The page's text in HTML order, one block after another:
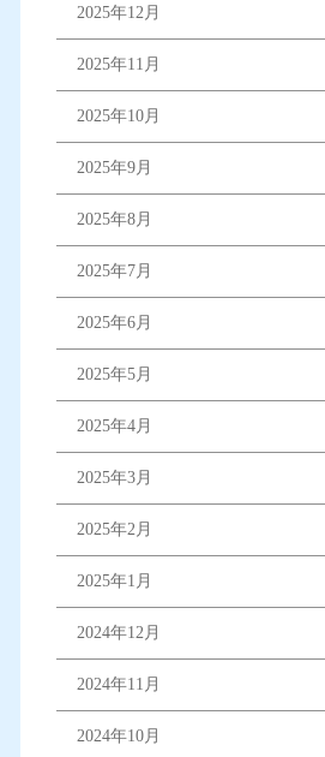
2025年12月
2025年11月
2025年10月
2025年9月
2025年8月
2025年7月
2025年6月
2025年5月
2025年4月
2025年3月
2025年2月
2025年1月
2024年12月
2024年11月
2024年10月